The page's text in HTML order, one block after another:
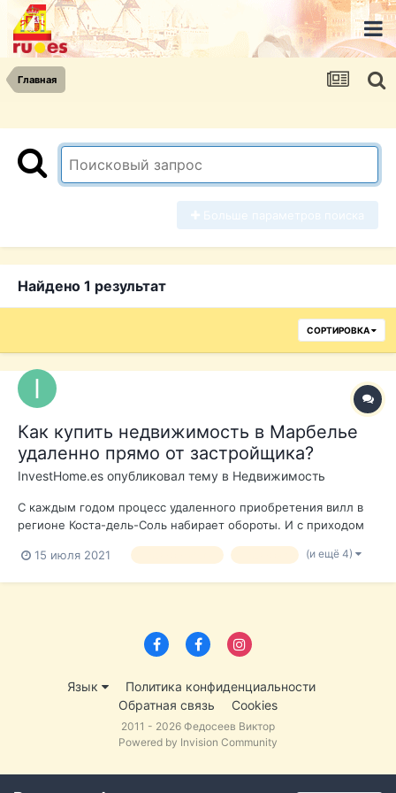
Главная
Найдено 1 результат
СОРТИРОВКА
Как купить недвижимость в Марбелье
удаленно прямо от застройщика?
InvestHome.es опубликовал тему в Недвижимость
С каждым годом процесс удаленного приобретения вилл в
регионе Коста-дель-Соль набирает обороты. И с приходом
среди клиентов из разных стран. Основным преимуществом
15 июля 2021 (и ещё 4)
Язык
Политика конфиденциальности
Обратная связь
Cookies
2011 - 2026 Федосеев Виктор
Powered by Invision Community